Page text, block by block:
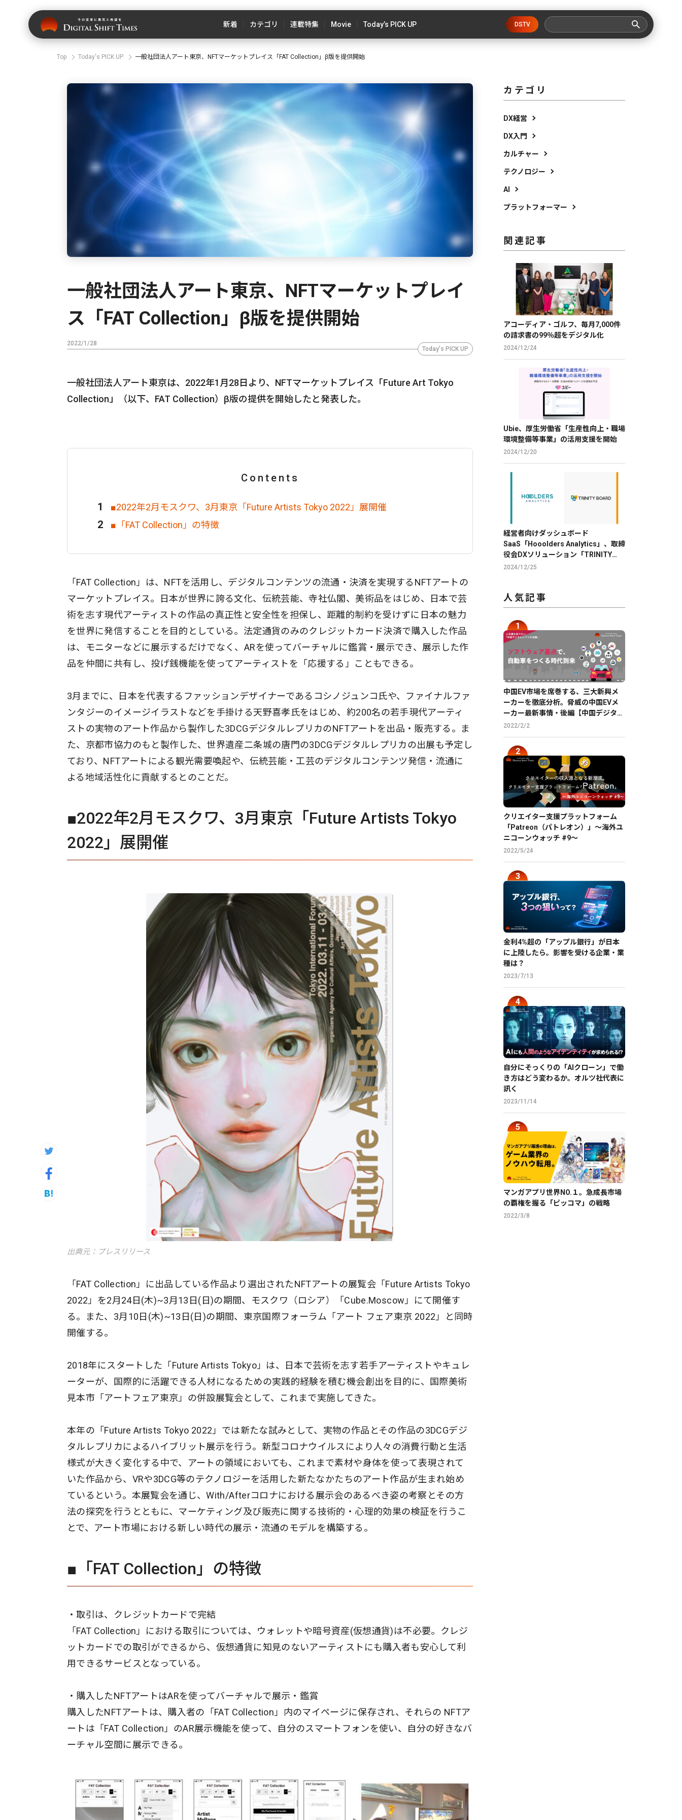
新着 カテゴリ 連載特集 Movie Today’s PICK UP DSTV
Top Today's PICK UP 一般社団法人アート東京、NFTマーケットプレイス「FAT Collection」β版を提供開始
一般社団法人アート東京、NFTマーケットプレイ
ス「FAT Collection」β版を提供開始
2022/1/28
Today's PICK UP
一般社団法人アート東京は、2022年1月28日より、NFTマーケットプレイス「Future Art Tokyo
Collection」（以下、FAT Collection）β版の提供を開始したと発表した。
Contents
■2022年2月モスクワ、3月東京「Future Artists Tokyo 2022」展開催
■「FAT Collection」の特徴
「FAT Collection」は、NFTを活用し、デジタルコンテンツの流通・決済を実現するNFTアートの
マーケットプレイス。日本が世界に誇る文化、伝統芸能、寺社仏閣、美術品をはじめ、日本で芸
術を志す現代アーティストの作品の真正性と安全性を担保し、距離的制約を受けずに日本の魅力
を世界に発信することを目的としている。法定通貨のみのクレジットカード決済で購入した作品
は、モニターなどに展示するだけでなく、ARを使ってバーチャルに鑑賞・展示でき、展示した作
品を仲間に共有し、投げ銭機能を使ってアーティストを「応援する」こともできる。
3月までに、日本を代表するファッションデザイナーであるコシノジュンコ氏や、ファイナルファ
ンタジーのイメージイラストなどを手掛ける天野喜孝氏をはじめ、約200名の若手現代アーティ
ストの実物のアート作品から製作した3DCGデジタルレプリカのNFTアートを出品・販売する。ま
た、京都市協力のもと製作した、世界遺産二条城の唐門の3DCGデジタルレプリカの出展も予定し
ており、NFTアートによる観光需要喚起や、伝統芸能・工芸のデジタルコンテンツ発信・流通に
よる地域活性化に貢献するとのことだ。
■2022年2月モスクワ、3月東京「Future Artists Tokyo
2022」展開催
出典元：プレスリリース
「FAT Collection」に出品している作品より選出されたNFTアートの展覧会「Future Artists Tokyo
2022」を2月24日(木)~3月13日(日)の期間、モスクワ（ロシア）「Cube.Moscow」にて開催す
る。また、3月10日(木)~13日(日)の期間、東京国際フォーラム「アート フェア東京 2022」と同時
開催する。
2018年にスタートした「Future Artists Tokyo」は、日本で芸術を志す若手アーティストやキュレ
ーターが、国際的に活躍できる人材になるための実践的経験を積む機会創出を目的に、国際美術
見本市「アートフェア東京」の併設展覧会として、これまで実施してきた。
本年の「Future Artists Tokyo 2022」では新たな試みとして、実物の作品とその作品の3DCGデジ
タルレプリカによるハイブリット展示を行う。新型コロナウイルスにより人々の消費行動と生活
様式が大きく変化する中で、アートの領域においても、これまで素材や身体を使って表現されて
いた作品から、VRや3DCG等のテクノロジーを活用した新たなかたちのアート作品が生まれ始め
ているという。本展覧会を通じ、With/Afterコロナにおける展示会のあるべき姿の考察とその方
法の探究を行うとともに、マーケティング及び販売に関する技術的・心理的効果の検証を行うこ
とで、アート市場における新しい時代の展示・流通のモデルを構築する。
■「FAT Collection」の特徴
・取引は、クレジットカードで完結
「FAT Collection」における取引については、ウォレットや暗号資産(仮想通貨)は不必要。クレジ
ットカードでの取引ができるから、仮想通貨に知見のないアーティストにも購入者も安心して利
用できるサービスとなっている。
・購入したNFTアートはARを使ってバーチャルで展示・鑑賞
購入したNFTアートは、購入者の「FAT Collection」内のマイページに保存され、それらの NFTア
ートは「FAT Collection」のAR展示機能を使って、自分のスマートフォンを使い、自分の好きなバ
ーチャル空間に展示できる。
カテゴリ
DX経営
DX入門
カルチャー
テクノロジー
AI
プラットフォーマー
関連記事
アコーディア・ゴルフ、毎月7,000件
の請求書の99％超をデジタル化
2024/12/24
Ubie、厚生労働省「生産性向上・職場
環境整備等事業」の活用支援を開始
2024/12/20
経営者向けダッシュボード
SaaS「Hooolders Analytics」、取締
役会DXソリューション「TRINITY
BOARD」に株価分析機能を提供
2024/12/25
人気記事
中国EV市場を席巻する、三大新興メ
ーカーを徹底分析。脅威の中国EVメ
ーカー最新事情・後編【中国デジタル
企業最前線】
2022/2/2
クリエイター支援プラットフォーム
「Patreon（パトレオン）」〜海外ユ
ニコーンウォッチ #9〜
2022/5/24
金利4%超の「アップル銀行」が日本
に上陸したら。影響を受ける企業・業
種は？
2023/7/13
自分にそっくりの「AIクローン」で働
き方はどう変わるか。オルツ社代表に
訊く
2023/11/14
マンガアプリ世界NO.１。急成長市場
の覇権を握る「ピッコマ」の戦略
2022/3/8